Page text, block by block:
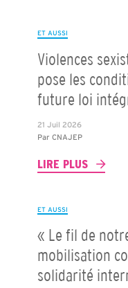
ET AUSSI
Violences
pose les
future loi
21 Juil 2026
Par CNAJEP
LIRE PLUS
ET AUSSI
« Le fil de
mobilisation
solidarité